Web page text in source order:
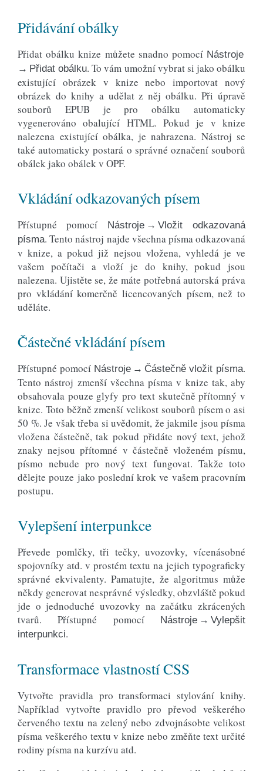
Přidávání obálky
Přidat obálku knize můžete snadno pomocí Nástroje
→ Přidat obálku. To vám umožní vybrat si jako obálku
existující obrázek v knize nebo importovat nový
obrázek do knihy a udělat z něj obálku. Při úpravě
souborů EPUB je pro obálku automaticky
vygenerováno obalující HTML. Pokud je v knize
nalezena existující obálka, je nahrazena. Nástroj se
také automaticky postará o správné označení souborů
obálek jako obálek v OPF.
Vkládání odkazovaných písem
Přístupné pomocí
Nástroje → Vložit odkazovaná
písma. Tento nástroj najde všechna písma odkazovaná
v knize, a pokud již nejsou vložena, vyhledá je ve
vašem počítači a vloží je do knihy, pokud jsou
nalezena. Ujistěte se, že máte potřebná autorská práva
pro vkládání komerčně licencovaných písem, než to
uděláte.
Částečné vkládání písem
Přístupné pomocí Nástroje → Částečně vložit písma.
Tento nástroj zmenší všechna písma v knize tak, aby
obsahovala pouze glyfy pro text skutečně přítomný v
knize. Toto běžně zmenší velikost souborů písem o asi
50 %. Je však třeba si uvědomit, že jakmile jsou písma
vložena částečně, tak pokud přidáte nový text, jehož
znaky nejsou přítomné v částečně vloženém písmu,
písmo nebude pro nový text fungovat. Takže toto
dělejte pouze jako poslední krok ve vašem pracovním
postupu.
Vylepšení interpunkce
Převede pomlčky, tři tečky, uvozovky, vícenásobné
spojovníky atd. v prostém textu na jejich typograficky
správné ekvivalenty. Pamatujte, že algoritmus může
někdy generovat nesprávné výsledky, obzvláště pokud
jde o jednoduché uvozovky na začátku zkrácených
tvarů. Přístupné pomocí
Nástroje → Vylepšit
interpunkci.
Transformace vlastností CSS
Vytvořte pravidla pro transformaci stylování knihy.
Například vytvořte pravidlo pro převod veškerého
červeného textu na zelený nebo zdvojnásobte velikost
písma veškerého textu v knize nebo změňte text určité
rodiny písma na kurzívu atd.